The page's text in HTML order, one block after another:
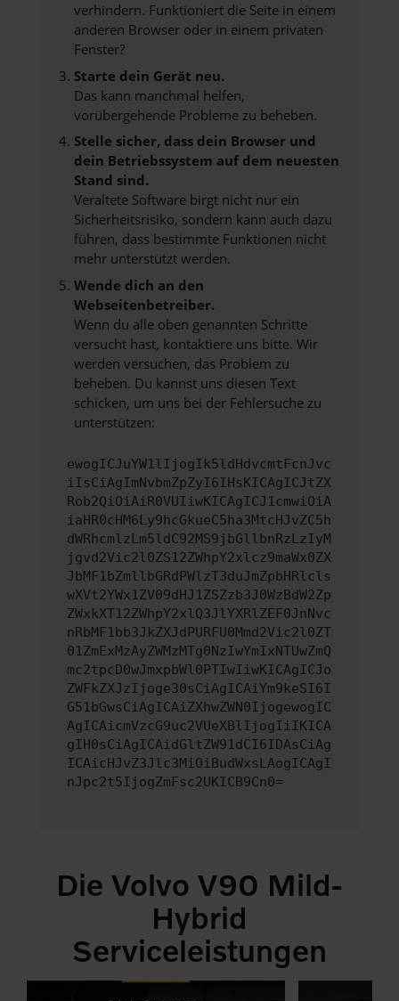
verhindern. Funktioniert die Seite in einem
anderen Browser oder in einem privaten
Fenster?
Starte dein Gerät neu.
Das kann manchmal helfen,
vorübergehende Probleme zu beheben.
Stelle sicher, dass dein Browser und
dein Betriebssystem auf dem neuesten
Stand sind.
Veraltete Software birgt nicht nur ein
Sicherheitsrisiko, sondern kann auch dazu
führen, dass bestimmte Funktionen nicht
mehr unterstützt werden.
Wende dich an den
Webseitenbetreiber.
Wenn du alle oben genannten Schritte
versucht hast, kontaktiere uns bitte. Wir
werden versuchen, das Problem zu
beheben. Du kannst uns diesen Text
schicken, um uns bei der Fehlersuche zu
unterstützen:
ewogICJuYW1lIjogIk5ldHdvcmtFcnJvc
iIsCiAgImNvbmZpZyI6IHsKICAgICJtZX
Rob2QiOiAiR0VUIiwKICAgICJ1cmwiOiA
iaHR0cHM6Ly9hcGkueC5ha3MtcHJvZC5h
dWRhcmlzLm5ldC92MS9jbGllbnRzLzIyM
jgvd2Vic2l0ZS12ZWhpY2xlcz9maWx0ZX
JbMF1bZmllbGRdPWlzT3duJmZpbHRlcls
wXVt2YWx1ZV09dHJ1ZSZzb3J0WzBdW2Zp
ZWxkXT12ZWhpY2xlQ3JlYXRlZEF0JnNvc
nRbMF1bb3JkZXJdPURFU0Mmd2Vic2l0ZT
01ZmExMzAyZWMzMTg0NzIwYmIxNTUwZmQ
mc2tpcD0wJmxpbWl0PTIwIiwKICAgICJo
ZWFkZXJzIjoge30sCiAgICAiYm9keSI6I
G51bGwsCiAgICAiZXhwZWN0IjogewogIC
AgICAicmVzcG9uc2VUeXBlIjogIiIKICA
gIH0sCiAgICAidGltZW91dCI6IDAsCiAg
ICAicHJvZ3Jlc3MiOiBudWxsLAogICAgI
nJpc2t5IjogZmFsc2UKICB9Cn0=
Die Volvo V90 Mild-
Hybrid
Serviceleistungen